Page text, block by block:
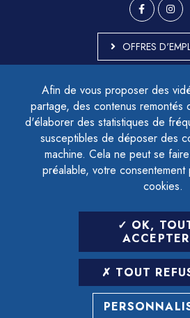
Afin de vous proposer des
partage, des contenus remontés
d'élaborer des statistiques de
susceptibles de déposer des
machine. Cela ne peut se
préalable, votre
cookies.
OK,
ACCEPTER
TOUT
OFFRES
ACCESSIBILITÉ -
PLAN DU SITE
MENTIONS
CONTACTER LE DÉLÉGUÉ À LA
GESTION DES
LETTRE
SAISIR VOTRE
POUR VOUS
ARCHIVES